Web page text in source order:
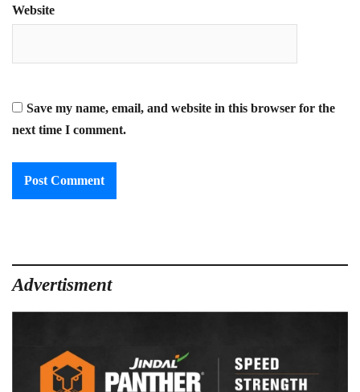
Website
Save my name, email, and website in this browser for the
next time I comment.
Advertisment